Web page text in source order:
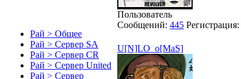
Рай > Общее
Рай > Сервер SA
Рай > Сервер CR
Рай > Сервер United
Рай > Сервер
Пользователь
Сообщений: 445 Регистрация:
U[N]LO_o[MaS]